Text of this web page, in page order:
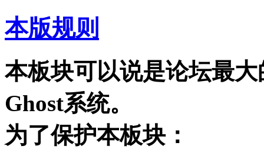
本版规则
本板块可以说是论坛最
Ghost系统。
为了保护本板块：